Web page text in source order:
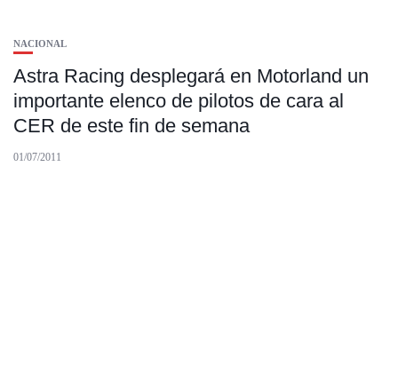
NACIONAL
Astra Racing desplegará en Motorland un
importante elenco de pilotos de cara al
CER de este fin de semana
01/07/2011